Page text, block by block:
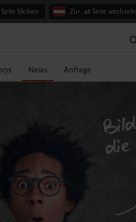
Seite bleiben Zur .atSeite wechseln
News Anfrage